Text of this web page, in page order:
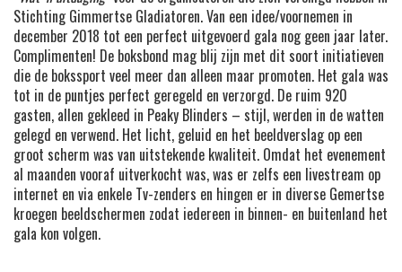
Stichting Gimmertse Gladiatoren. Van een idee/voornemen in
december 2018 tot een perfect uitgevoerd gala nog geen jaar later.
Complimenten! De boksbond mag blij zijn met dit soort initiatieven
die de bokssport veel meer dan alleen maar promoten. Het gala was
tot in de puntjes perfect geregeld en verzorgd. De ruim 920
gasten, allen gekleed in Peaky Blinders – stijl, werden in de watten
gelegd en verwend. Het licht, geluid en het beeldverslag op een
groot scherm was van uitstekende kwaliteit. Omdat het evenement
al maanden vooraf uitverkocht was, was er zelfs een livestream op
internet en via enkele Tv-zenders en hingen er in diverse Gemertse
kroegen beeldschermen zodat iedereen in binnen- en buitenland het
gala kon volgen.